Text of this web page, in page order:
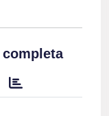
completa